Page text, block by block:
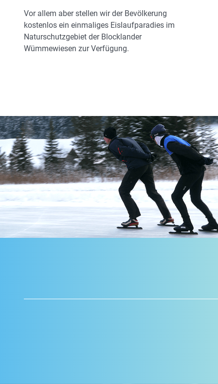
Vor allem aber stellen wir der Bevölkerung
kostenlos ein einmaliges Eislaufparadies im
Naturschutzgebiet der Blocklander
Wümmewiesen zur Verfügung.